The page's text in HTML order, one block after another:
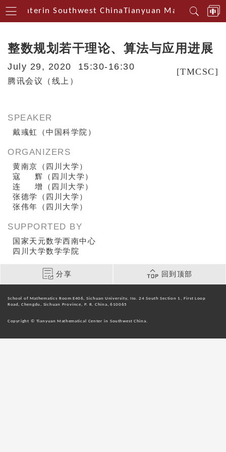
Centerin Southwest ChinaTianyuan Mathematical
整数规划若干理论、算法与应用进展
[TMCSC]
July 29, 2020 15:30-16:30
腾讯会议（线上）
SPEAKER
戴彧虹（中国科学院）
ORGANIZERS
黄南京（四川大学）
寇 辉（四川大学）
连 增（四川大学）
张德学（四川大学）
张伟年（四川大学）
SUPPORTED BY
国家天元数学西南中心
四川大学数学学院
分享 回到顶部
School of Mathematics Room E406, Sichuan University, No. 24 South Section 1, First Loop
Road, Chengdu, Sichuan Province, P. R. China, 610065
Copyright © Tianyuan Mathematical Center in Southwest China.